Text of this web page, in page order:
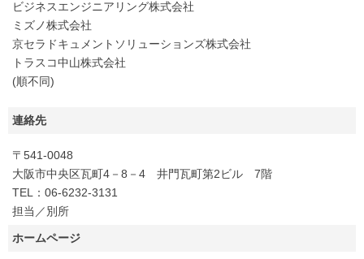
ビジネスエンジニアリング株式会社
ミズノ株式会社
京セラドキュメントソリューションズ株式会社
トラスコ中山株式会社
(順不同)
連絡先
〒541-0048
大阪市中央区瓦町4－8－4 井門瓦町第2ビル 7階
TEL：06-6232-3131
担当／別所
ホームページ